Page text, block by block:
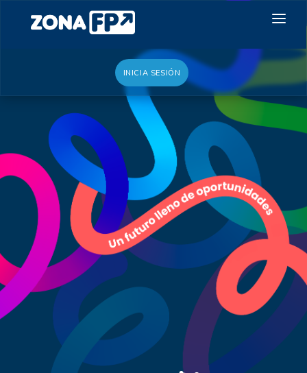
GALERÍA 2026
NOTICIAS
CONTACTO
QUIERO EXPONER
INICIA SESIÓN